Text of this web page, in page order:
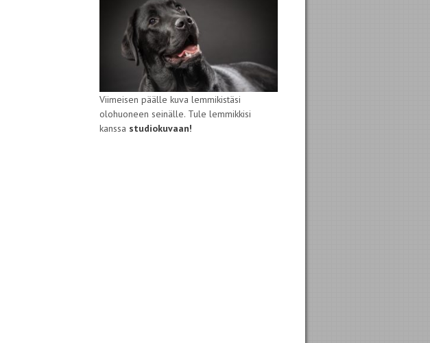
Viimeisen päälle kuva lemmikistäsi
olohuoneen seinälle. Tule lemmikkisi
kanssa studiokuvaan!